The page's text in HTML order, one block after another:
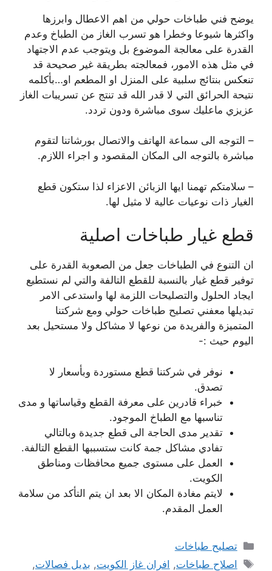
يوضح فني طباخات حولي من اهم الاعطال وابرزها
واكثرها شيوعا وخطرا هو تسرب الغاز من الطباخ وعدم
القدرة على معالجة الموضوع بل ويتوجب عدم الاجتهاد
في مثل هذه الامور، فمعالجته بطريقة غير صحيحة قد
تنعكس بنتائج سلبية على المنزل او المطعم او…بأكلمه
نتيحة الحرائق التي لا قدر الله قد تنتج عن تسريبات الغاز
عزيزي ماعليك سوى مباشرة ودون تردد.
– التوجه الى سماعة الهاتف والاتصال بورشاتنا لتقوم
مباشرة بالتوجه الى المكان المقصود و اجراء اللازم.
– سلامتكم تهمنا ايها الزبائن الاعزاء لذا ستكون قطع
الغيار ذات نوعيات عالية لا مثيل لها.
قطع غيار طباخات اصلية
ان التنوع في الطباخات جعل من الصعوبة القدرة على
توفير قطع غيار بالنسبة للقطع التالفة والتي لم نستطيع
ايجاد الحلول والتصليحات اللزمة لها واستدعى الامر
تبديلها معفني تصليح طباخات حولي ومع شركتنا
المتميزة والفريدة من نوعها لا مشاكل ولا مستحيل بعد
اليوم حيث :-
نوفر في شركتنا قطع مستوردة وبأسعار لا
تصدق.
خبراء قادرين على معرفة القطع وقياساتها و مدى
تناسبها مع الطباخ الموجود.
تقدير مدى الحاجة الى قطع جديدة وبالتالي
تفادي مشاكل جمة كانت ستسببها القطع التالفة.
العمل على مستوى جميع محافظات ومناطق
الكويت.
لايتم مغادة المكان الا بعد ان يتم التأكد من سلامة
العمل المقدم.
التصنيفات
تصليح طباخات
الوسوم
اصلاح طباخات, افران غاز الكويت, بديل فصالات,